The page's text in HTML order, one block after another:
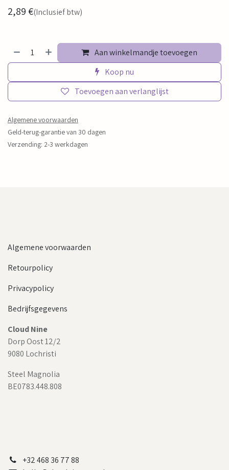
2,89€(Inclusief btw)
Aan winkelmandje toevoegen
Koop nu
Toevoegen aan verlanglijst
Algemene voorwaarden
Geld-terug-garantie van 30 dagen
Verzending: 2-3 werkdagen
Algemene voorwaarden
Retourpolicy
Privacypolicy
Bedrijfsgegevens
Cloud Nine
Dorp Oost 12/2
9080 Lochristi
Steel Magnolia
BE0783.448.808
+32 468 36 77 88